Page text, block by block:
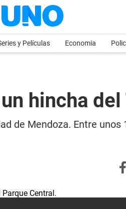
y Películas Economia
hincha del
de Mendoza. Entre